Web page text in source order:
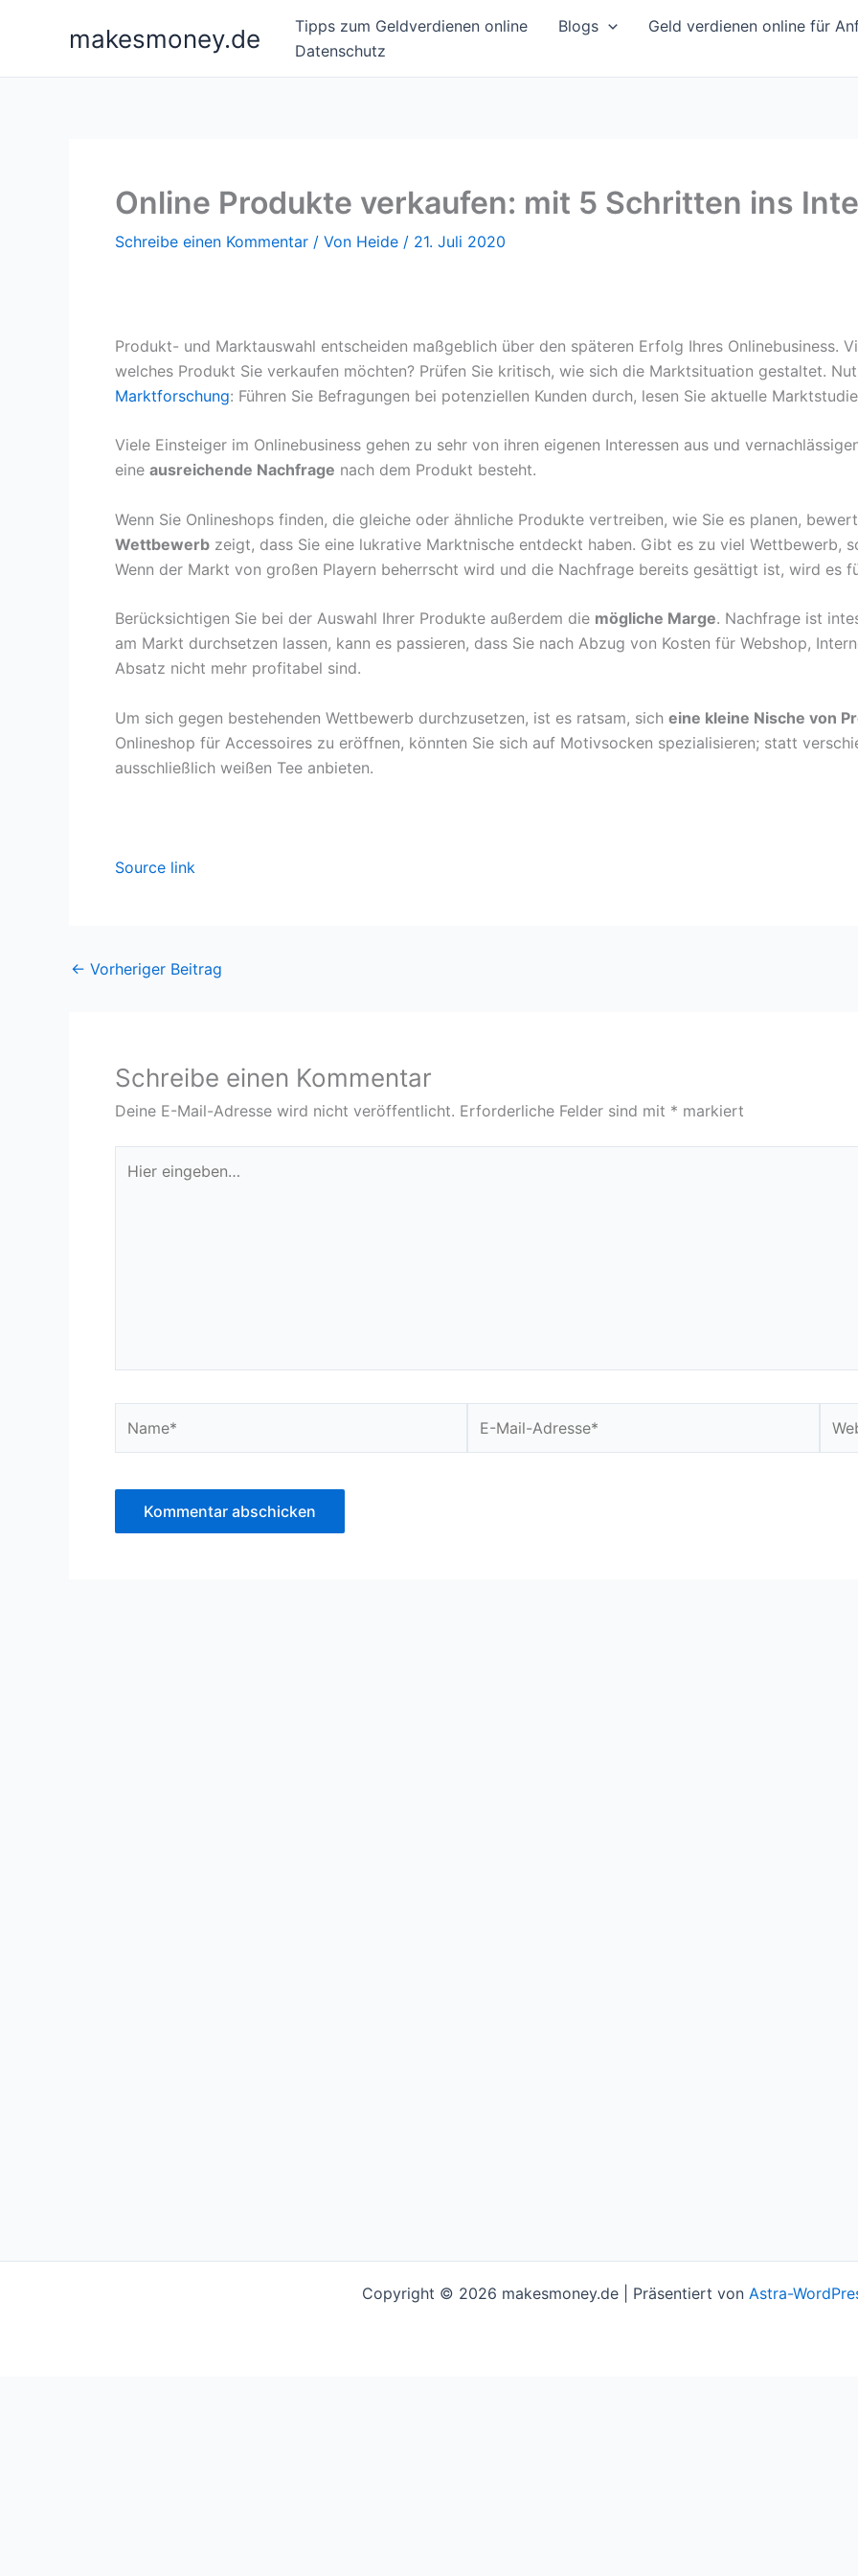
makesmoney.de Tipps zum Geldverdienen online Blogs
Geld verdienen online für
Datenschutz
Online Produkte verkaufen: mit 5 Schritten ins
Schreibe einen Kommentar / Von Heide / 21. Juli 2020
Produkt- und Marktauswahl entscheiden maßgeblich über den späteren Erfolg Ihres Onlinebusiness.
welches Produkt Sie verkaufen möchten? Prüfen Sie kritisch, wie sich die Marktsituation gestaltet.
Marktforschung: Führen Sie Befragungen bei potenziellen Kunden durch, lesen Sie aktuelle
Viele Einsteiger im Onlinebusiness gehen zu sehr von ihren eigenen Interessen aus und
eine ausreichende Nachfrage nach dem Produkt besteht.
Wenn Sie Onlineshops finden, die gleiche oder ähnliche Produkte vertreiben, wie Sie es planen,
Wettbewerb zeigt, dass Sie eine lukrative Marktnische entdeckt haben. Gibt es zu viel Wettbewerb,
Wenn der Markt von großen Playern beherrscht wird und die Nachfrage bereits gesättigt ist, wird es
Berücksichtigen Sie bei der Auswahl Ihrer Produkte außerdem die mögliche Marge. Nachfrage ist
am Markt durchsetzen lassen, kann es passieren, dass Sie nach Abzug von Kosten für Webshop,
Absatz nicht mehr profitabel sind.
Um sich gegen bestehenden Wettbewerb durchzusetzen, ist es ratsam, sich eine kleine Nische von
Onlineshop für Accessoires zu eröffnen, könnten Sie sich auf Motivsocken spezialisieren; statt
ausschließlich weißen Tee anbieten.
Source link
← Vorheriger Beitrag
Schreibe einen Kommentar
Deine E-Mail-Adresse wird nicht veröffentlicht. Erforderliche Felder sind mit * markiert
eingeben…
Mail-
Copyright © 2026 makesmoney.de | Präsentiert von Astra-